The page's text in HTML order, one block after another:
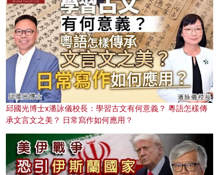
邱國光博士x潘詠儀校長：學習古文有何意義？ 粵語怎樣傳
承文言文之美？ 日常寫作如何應用？